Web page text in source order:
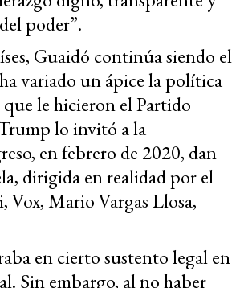
poder”.
Guaidó continúa siendo el
variado un ápice la política
le hicieron el Partido
lo invitó a la
en febrero de 2020, dan
dirigida en realidad por el
Vox, Mario Vargas Llosa,
en cierto sustento legal en
Sin embargo, al no haber